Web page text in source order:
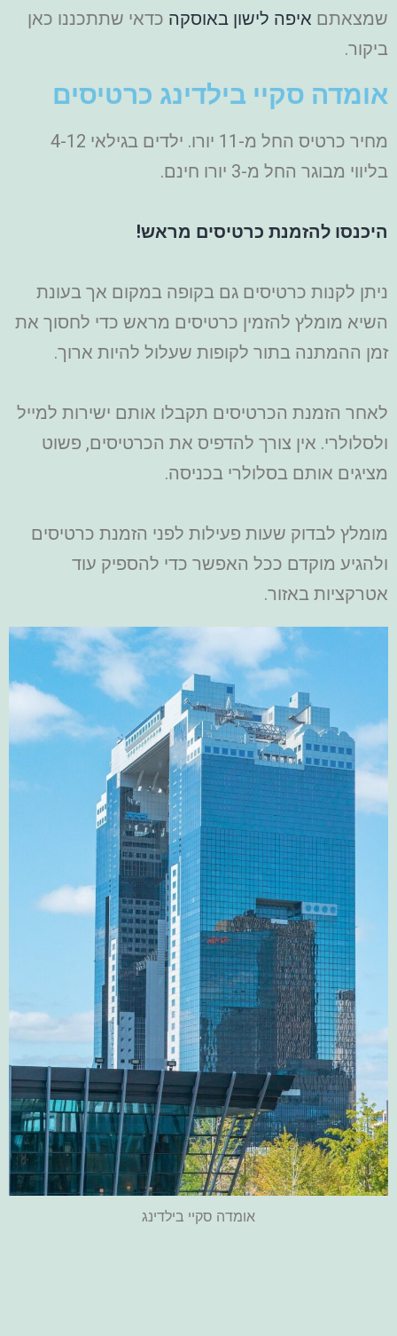
שמצאתם איפה לישון באוסקה כדאי שתתכננו כאן
ביקור.
אומדה סקיי בילדינג כרטיסים
מחיר כרטיס החל מ-11 יורו. ילדים בגילאי 4-12
בליווי מבוגר החל מ-3 יורו חינם.
היכנסו להזמנת כרטיסים מראש!
ניתן לקנות כרטיסים גם בקופה במקום אך בעונת
השיא מומלץ להזמין כרטיסים מראש כדי לחסוך את
זמן ההמתנה בתור לקופות שעלול להיות ארוך.
לאחר הזמנת הכרטיסים תקבלו אותם ישירות למייל
ולסלולרי. אין צורך להדפיס את הכרטיסים, פשוט
מציגים אותם בסלולרי בכניסה.
מומלץ לבדוק שעות פעילות לפני הזמנת כרטיסים
ולהגיע מוקדם ככל האפשר כדי להספיק עוד
אטרקציות באזור.
אומדה סקיי בילדינג